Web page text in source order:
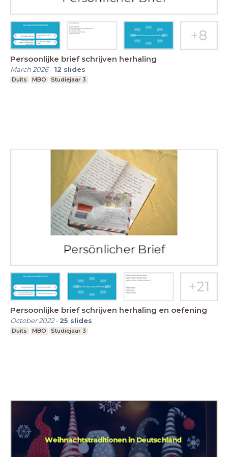
Persoonlijke brief schrijven herhaling
March 2026- 12 slides
Duits MBO Studiejaar 3
Persoonlijke brief schrijven herhaling en oefening
October 2022- 25 slides
Duits MBO Studiejaar 3